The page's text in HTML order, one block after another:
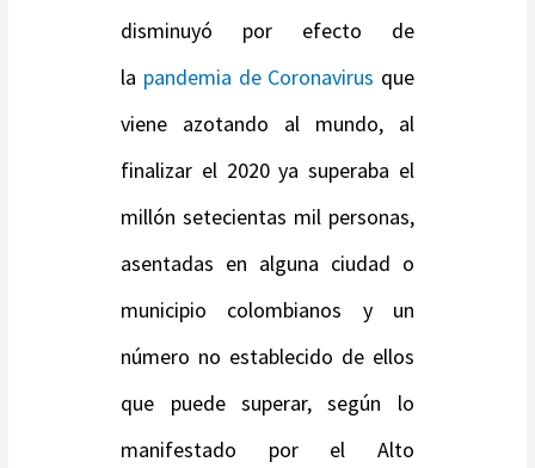
disminuyó por efecto de
la pandemia de Coronavirus que
viene azotando al mundo, al
finalizar el 2020 ya superaba el
millón setecientas mil personas,
asentadas en alguna ciudad o
municipio colombianos y un
número no establecido de ellos
que puede superar, según lo
manifestado por el Alto